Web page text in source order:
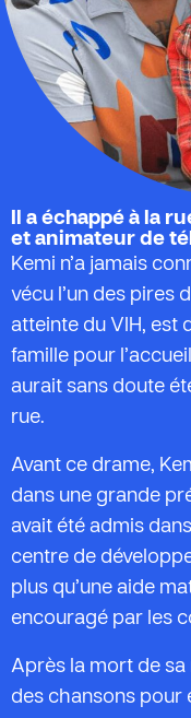
Il a échappé à la
et animateur de
Kemi n’a jamais
vécu l’un des pires
atteinte du VIH, est
famille pour
aurait sans doute
rue.
Avant ce drame,
dans une grande
avait été admis
centre de
plus qu’une aide
encouragé par les
Après la mort de
des chansons pour